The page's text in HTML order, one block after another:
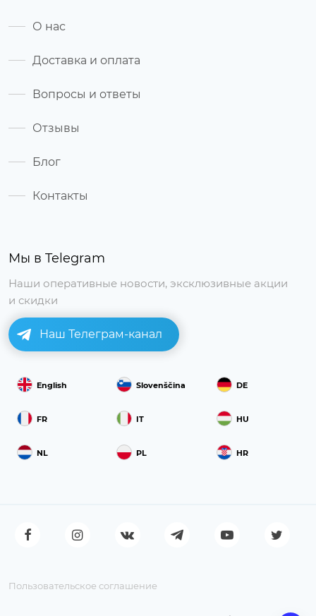
Мы в Telegram
Наши оперативные новости, эксклюзивные акции
и скидки
Наш Телеграм-канал
English Slovenščina DE
FR IT HU
NL PL HR
О нас
Доставка и оплата
Вопросы и ответы
Отзывы
Блог
Контакты
Пользовательское соглашение